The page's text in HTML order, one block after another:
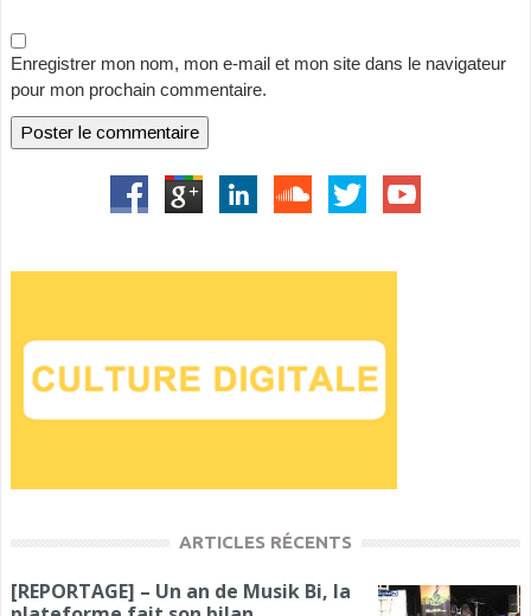
Enregistrer mon nom, mon e-mail et mon site dans le navigateur
pour mon prochain commentaire.
ARTICLES RÉCENTS
[REPORTAGE] – Un an de Musik Bi, la